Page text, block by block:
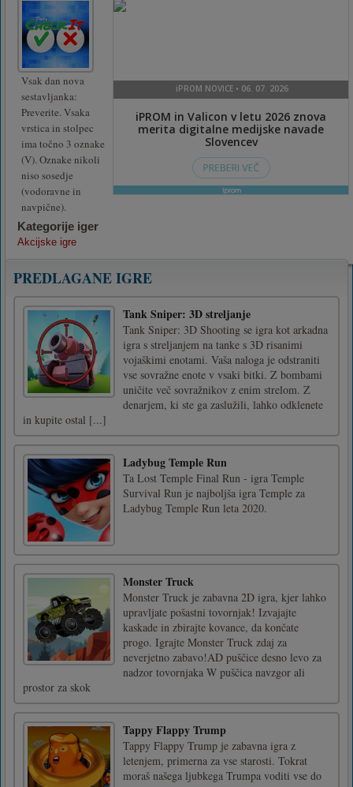
Vsak dan nova
sestavljanka:
Preverite. Vsaka
vrstica in stolpec
ima točno 3 oznake
(V). Oznake nikoli
niso sosedje
(vodoravne in
navpične).
Kategorije iger
Akcijske igre
PREDLAGANE IGRE
Tank Sniper: 3D streljanje
Tank Sniper: 3D Shooting se igra kot arkadna
igra s streljanjem na tanke s 3D risanimi
vojaškimi enotami. Vaša naloga je odstraniti
vse sovražne enote v vsaki bitki. Z bombami
uničite več sovražnikov z enim strelom. Z
denarjem, ki ste ga zaslužili, lahko odklenete
in kupite ostal [...]
Ladybug Temple Run
Ta Lost Temple Final Run - igra Temple
Survival Run je najboljša igra Temple za
Ladybug Temple Run leta 2020.
Monster Truck
Monster Truck je zabavna 2D igra, kjer lahko
upravljate pošastni tovornjak! Izvajajte
kaskade in zbirajte kovance, da končate
progo. Igrajte Monster Truck zdaj za
neverjetno zabavo!AD puščice desno levo za
nadzor tovornjaka W puščica navzgor ali
prostor za skok
Tappy Flappy Trump
Tappy Flappy Trump je zabavna igra z
letenjem, primerna za vse starosti. Tokrat
moraš našega ljubkega Trumpa voditi vse do